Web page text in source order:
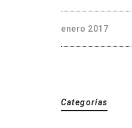
enero 2017
Categorías